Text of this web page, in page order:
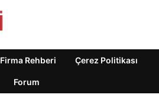
Firma Rehberi Çerez Politikası
Forum